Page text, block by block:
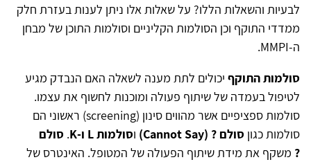
לבעיות והשאלות הללו? על שאלות אלו ניתן לענות בעזרת חלק
ממדדי התוקף וכן הסולמות הקליניים וסולמות התוכן של מבחן
ה-MMPI.
סולמות התוקף יכולים לתת מענה לשאלה האם הנבדק מגיע
לטיפול בעמדה של שיתוף פעולה ומוכנות לחשוף את עצמו.
סולמות ספציפיים אשר מהווים סינון (screening) ראשוני הם
סולמות כגון סולם ? (Cannot Say) וסולמות L ו-K . סולם
? משקף את מידת שיתוף הפעולה של המטופל. האינטרס של